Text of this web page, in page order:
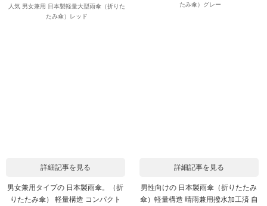
人気 男女兼用 日本製軽量大型雨傘（折りた
たみ傘）レッド
たみ傘）グレー
詳細記事を見る
男女兼用タイプの 日本製雨傘。（折
りたたみ傘） 軽量構造 コンパクト
詳細記事を見る
男性向けの 日本製雨傘（折りたたみ
傘）軽量構造 晴雨兼用撥水加工済 自